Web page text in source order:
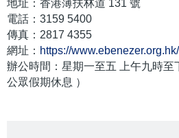
地址：香港薄扶林道 131 號
電話：3159 5400
傳真：2817 4355
網址： https://www.ebenezer.org.hk/
辦公時間：星期一至五 上午九時至
公眾假期休息 ）